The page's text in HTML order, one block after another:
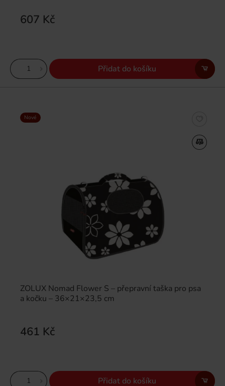
607 Kč
Přidat do košíku
ZOLUX Nomad Flower S – přepravní taška pro psa
a kočku – 36×21×23,5 cm
461 Kč
Nové
Přidat do košíku